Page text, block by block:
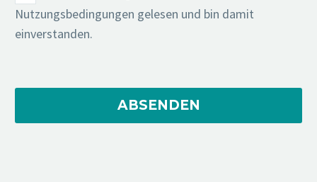
Nutzungsbedingungen gelesen und bin damit
einverstanden.